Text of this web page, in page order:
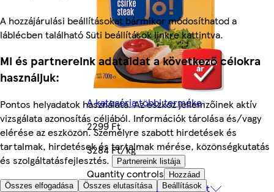
A hozzájárulási beállításokat bármikor módosíthatod a
láblécben található Süti beállítások linkre kattintva.
Mi és partnereink adataidat a következő célokra
használjuk:
Pontos helyadatok használata. Az eszköz jellemzőinek aktív
vizsgálata azonosítás céljából. Információk tárolása és/vagy
elérése az eszközön. Személyre szabott hirdetések és
tartalmak, hirdetések és tartalmak mérése, közönségkutatás
és szolgáltatásfejlesztés.
Partnereink listája
Összes elfogadása Összes elutasítása Beállítások
A kategória többi terméke
2299 Ft
3284 Ft/kg
Quantity controls
Hozzáad
Mutass további 24 terméket